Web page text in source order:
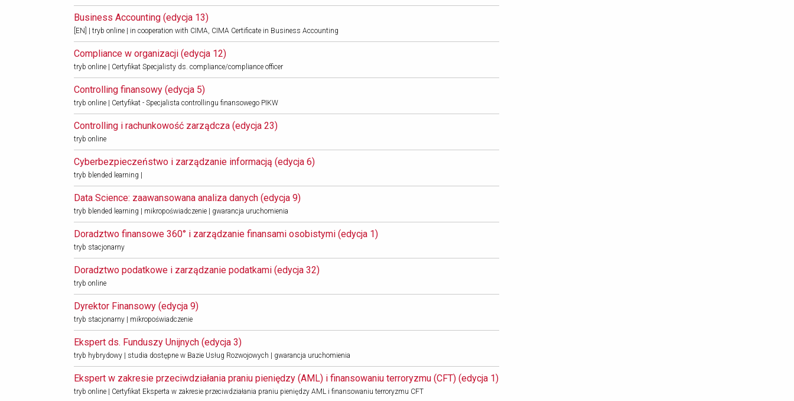
Business Accounting (edycja 13)
[EN] | tryb online | in cooperation with CIMA, CIMA Certificate in Business Accounting
Compliance w organizacji (edycja 12)
tryb online | Certyfikat Specjalisty ds. compliance/compliance officer
Controlling finansowy (edycja 5)
tryb online | Certyfikat - Specjalista controllingu finansowego PIKW
Controlling i rachunkowość zarządcza (edycja 23)
tryb online
Cyberbezpieczeństwo i zarządzanie informacją (edycja 6)
tryb blended learning |
Data Science: zaawansowana analiza danych (edycja 9)
tryb blended learning | mikropoświadczenie | gwarancja uruchomienia
Doradztwo finansowe 360° i zarządzanie finansami osobistymi (edycja 1)
tryb stacjonarny
Doradztwo podatkowe i zarządzanie podatkami (edycja 32)
tryb online
Dyrektor Finansowy (edycja 9)
tryb stacjonarny | mikropoświadczenie
Ekspert ds. Funduszy Unijnych (edycja 3)
tryb hybrydowy | studia dostępne w Bazie Usług Rozwojowych | gwarancja uruchomienia
Ekspert w zakresie przeciwdziałania praniu pieniędzy (AML) i finansowaniu terroryzmu (CFT) (edycja 1)
tryb online | Certyfikat Eksperta w zakresie przeciwdziałania praniu pieniędzy AML i finansowaniu terroryzmu CFT